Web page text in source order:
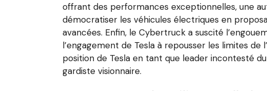
offrant des performances exceptionnelles, une
démocratiser les véhicules électriques en
avancées. Enfin, le Cybertruck a suscité
l’engagement de Tesla à repousser les limites
position de Tesla en tant que leader incontesté
gardiste visionnaire.